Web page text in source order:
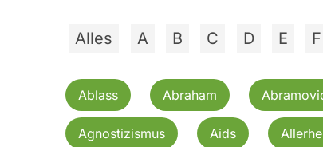
Alles A B C D E F
Ablass Abraham
Agnostizismus Aids